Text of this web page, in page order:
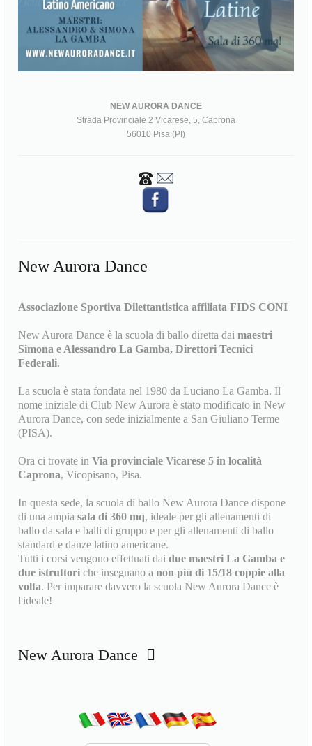
NEW AURORA DANCE
Strada Provinciale 2 Vicarese, 5, Caprona
56010 Pisa (PI)
New Aurora Dance
Associazione Sportiva Dilettantistica affiliata FIDS CONI
New Aurora Dance è la scuola di ballo diretta daimaestri
Simona e Alessandro La Gamba, Direttori Tecnici
Federali.
La scuola è stata fondata nel 1980 da Luciano La Gamba. Il
nome iniziale di Club New Aurora è stato modificato in New
Aurora Dance, con sede inizialmente a San Giuliano Terme
(PISA).
Ora ci trovate inVia provinciale Vicarese 5 in località
Caprona, Vicopisano, Pisa.
In questa sede, la scuola di ballo New Aurora Dance dispone
di una ampiasala di 360 mq, ideale per gli allenamenti di
ballo da sala e balli di gruppo e per gli allenamenti di ballo
standard e danze latino americane.
Tutti i corsi vengono effettuati daidue maestri La Gamba e
due istruttori che insegnano anon più di 15/18 coppie alla
volta. Per imparare davvero la scuola New Aurora Dance è
l'ideale!
New Aurora Dance